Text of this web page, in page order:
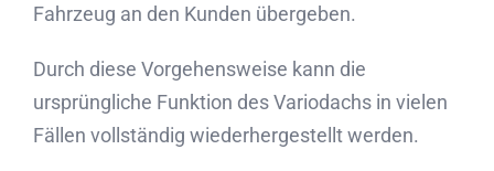
Fahrzeug an den Kunden übergeben.
Durch diese Vorgehensweise kann die
ursprüngliche Funktion des Variodachs in vielen
Fällen vollständig wiederhergestellt werden.